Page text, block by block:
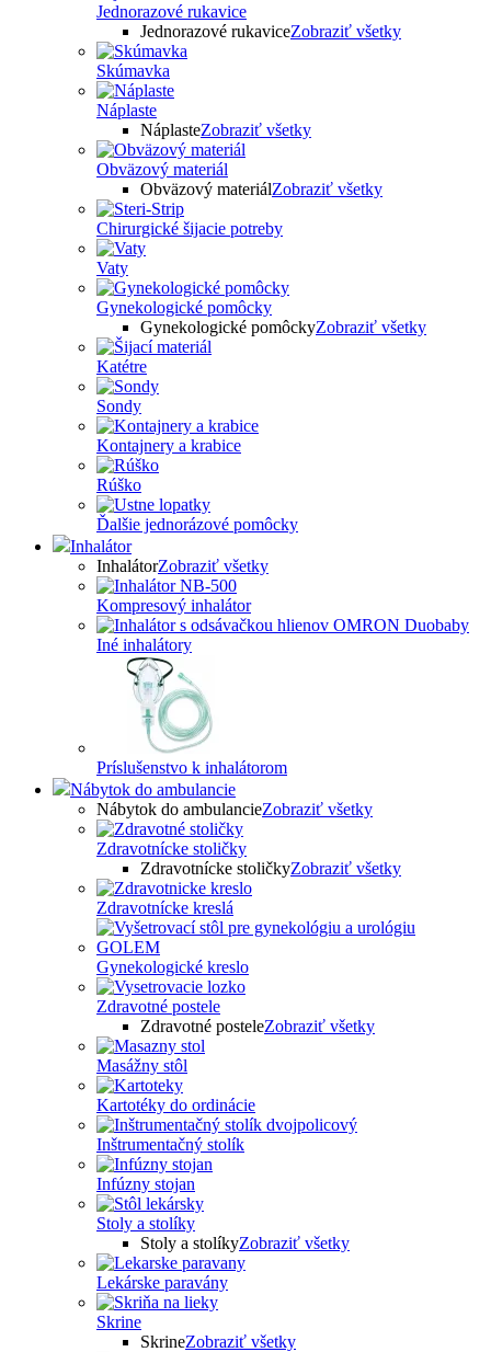
Jednorazové rukavice
Jednorazové rukaviceZobraziť všetky
Skúmavka
Náplaste
NáplasteZobraziť všetky
Obväzový materiál
Obväzový materiálZobraziť všetky
Chirurgické šijacie potreby
Vaty
Gynekologické pomôcky
Gynekologické pomôckyZobraziť všetky
Katétre
Sondy
Kontajnery a krabice
Rúško
Ďalšie jednorázové pomôcky
Inhalátor
InhalátorZobraziť všetky
Kompresový inhalátor
Iné inhalátory
Príslušenstvo k inhalátorom
Nábytok do ambulancie
Nábytok do ambulancieZobraziť všetky
Zdravotnícke stoličky
Zdravotnícke stoličkyZobraziť všetky
Zdravotnícke kreslá
Gynekologické kreslo
Zdravotné postele
Zdravotné posteleZobraziť všetky
Masážny stôl
Kartotéky do ordinácie
Inštrumentačný stolík
Infúzny stojan
Stoly a stolíky
Stoly a stolíkyZobraziť všetky
Lekárske paravány
Skrine
SkrineZobraziť všetky